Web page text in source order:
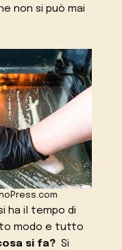
non si può mai
ha il tempo di
modo e tutto
si fa? Si